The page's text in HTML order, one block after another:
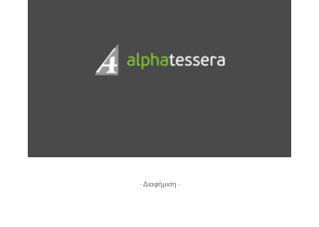
- Διαφήμιση -